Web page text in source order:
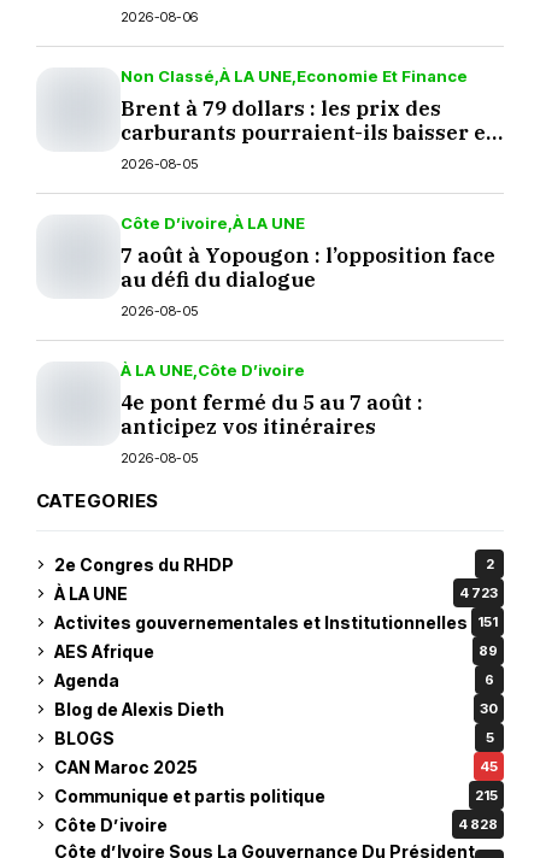
2026-08-06
Non Classé À LA UNE Economie Et Finance
Brent à 79 dollars : les prix des
carburants pourraient-ils baisser en
septembre ?
2026-08-05
Côte D’ivoire À LA UNE
7 août à Yopougon : l’opposition face
au défi du dialogue
2026-08-05
À LA UNE Côte D’ivoire
4e pont fermé du 5 au 7 août :
anticipez vos itinéraires
2026-08-05
CATEGORIES
2e Congres du RHDP 2
À LA UNE 4 723
Activites gouvernementales et Institutionnelles 151
AES Afrique 89
Agenda 6
Blog de Alexis Dieth 30
BLOGS 5
CAN Maroc 2025 45
Communique et partis politique 215
Côte D’ivoire 4 828
Côte d’Ivoire Sous La Gouvernance Du Président